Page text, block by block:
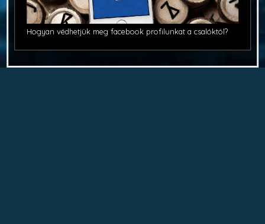
Hogyan védhetjük meg facebook profilunkat a csalóktól?